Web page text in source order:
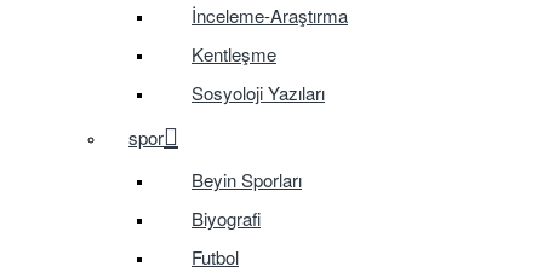
İnceleme-Araştırma
Kentleşme
Sosyoloji Yazıları
spor
Beyin Sporları
Biyografi
Futbol